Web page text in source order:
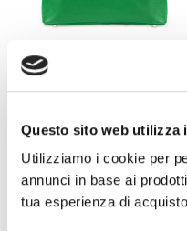
Questo sito web utilizza
Utilizziamo i cookie per
annunci in base ai
tua esperienza di
ROSEMARY Bauletto In Pelle
Doppio Comparto E
Argilla
€149,00 €104,30